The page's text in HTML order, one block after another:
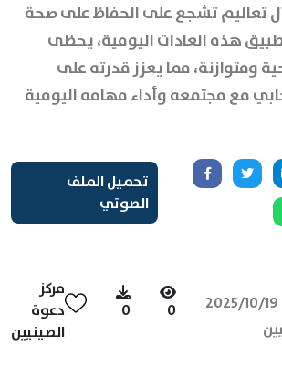
تعاليم تشجع على الحفاظ على صحة
هذه العادات اليومية، يحظى
ومتوازنة، مما يعزز قدرته على
مع مجتمعه وأداء مهامه اليومية
تحميل الملف
الصوتي
2025/10/19
0
0
مركز
دعوة
الصينيين